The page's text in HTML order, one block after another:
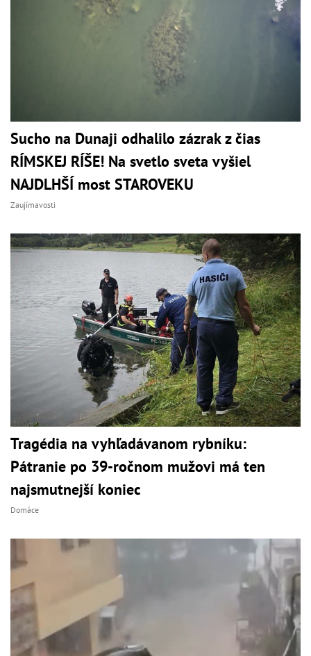
Sucho na Dunaji odhalilo zázrak z čias
RÍMSKEJ RÍŠE! Na svetlo sveta vyšiel
NAJDLHŠÍ most STAROVEKU
Zaujímavosti
Tragédia na vyhľadávanom rybníku:
Pátranie po 39-ročnom mužovi má ten
najsmutnejší koniec
Domáce